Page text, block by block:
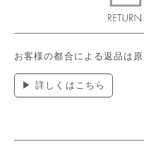
お客様の都合による返品は
▶ 詳しくはこちら